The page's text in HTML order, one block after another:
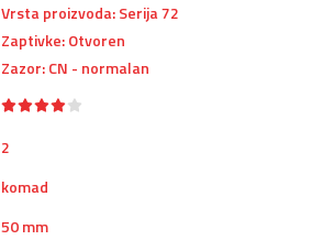
Vrsta proizvoda: Serija 72
Zaptivke: Otvoren
Zazor: CN - normalan
2
komad
50 mm